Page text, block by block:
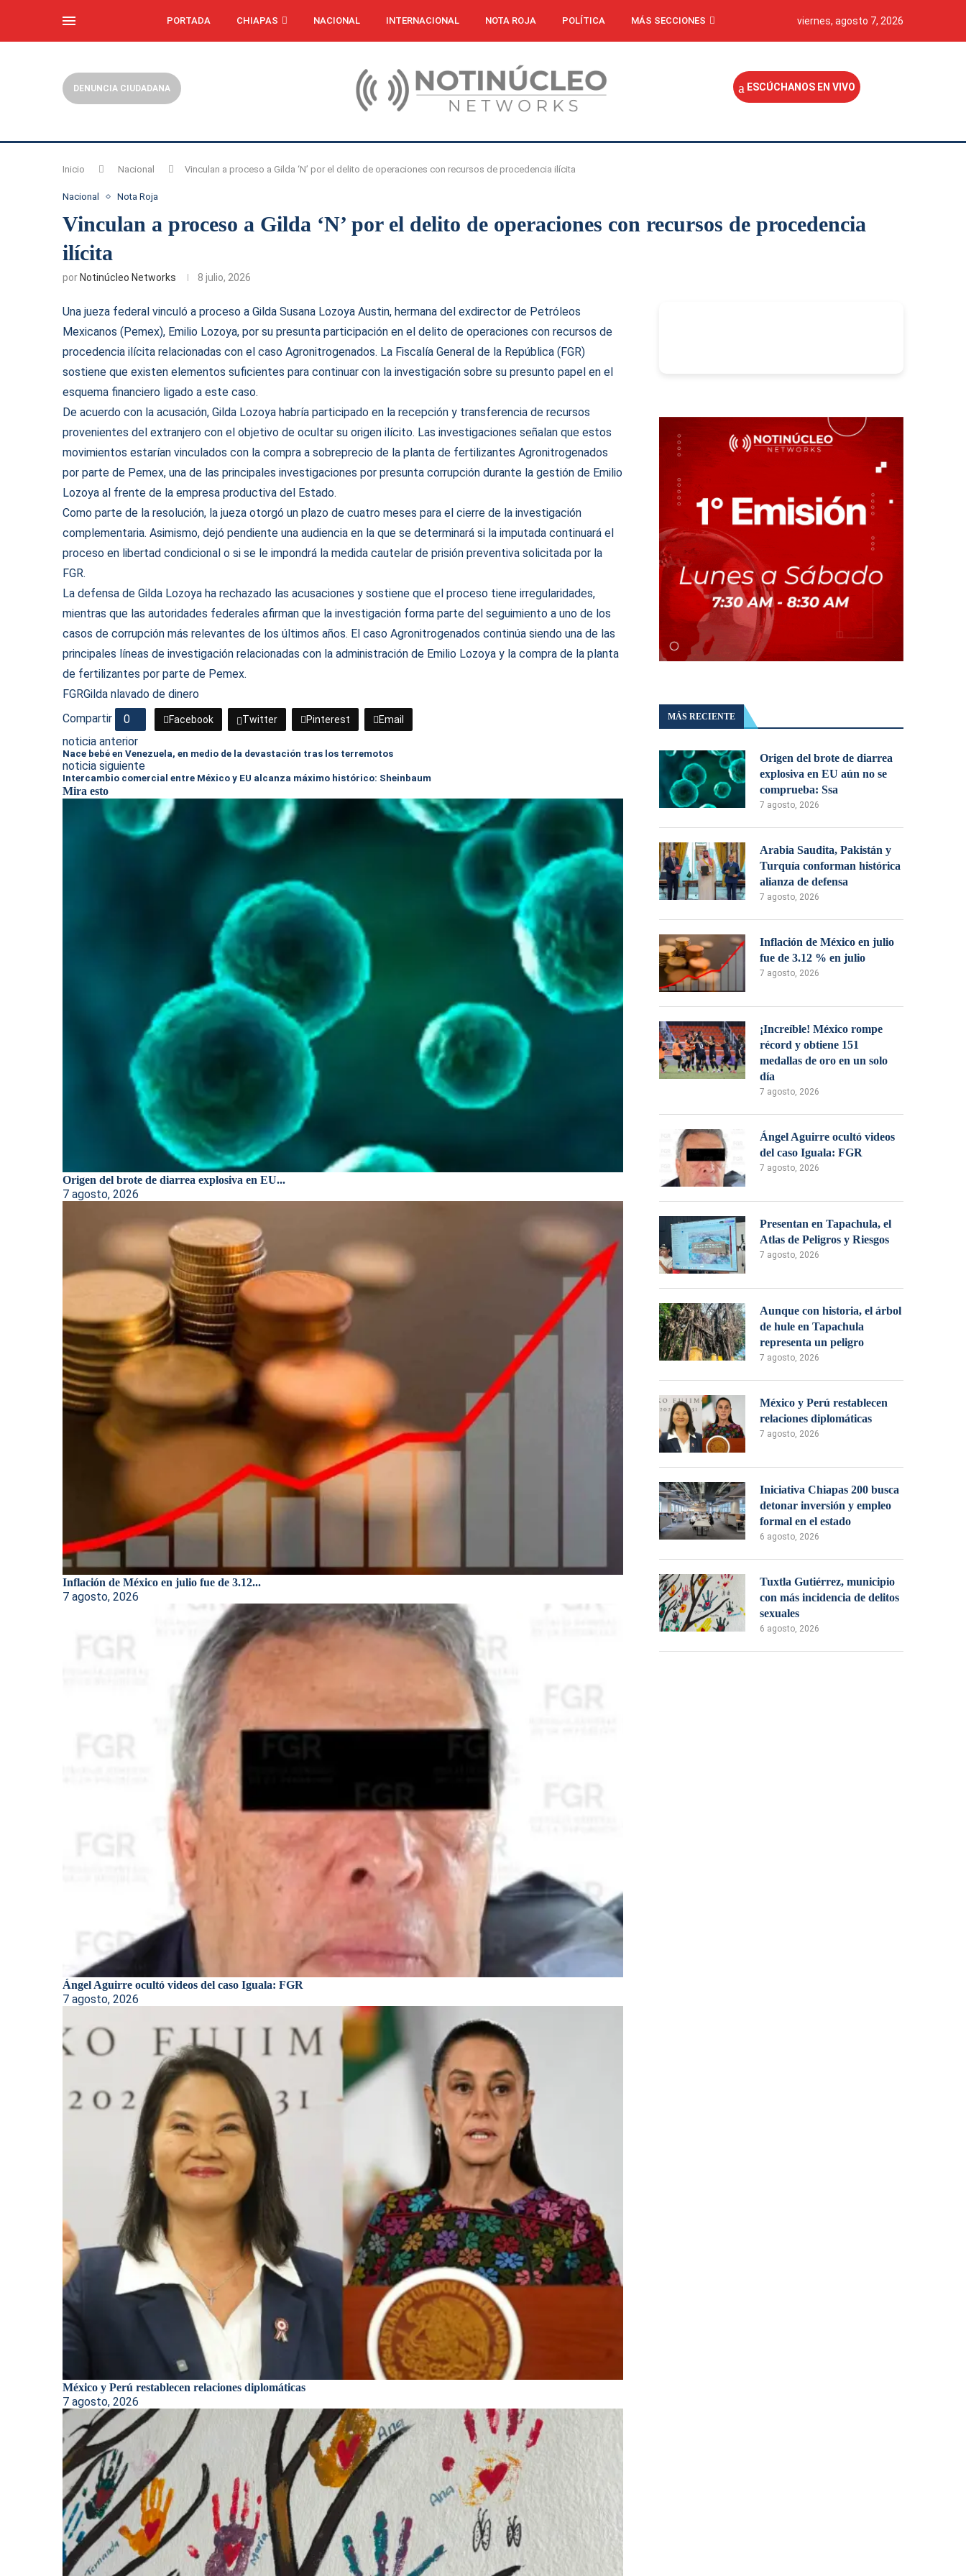
PORTADA CHIAPAS NACIONAL INTERNACIONAL NOTA ROJA POLÍTICA MÁS SECCIONES viernes, agosto 7, 2026
DENUNCIA CIUDADANA ESCÚCHANOS EN VIVO
Inicio Nacional Vinculan a proceso a Gilda ‘N’ por el delito de operaciones con recursos de procedencia ilícita
Nacional Nota Roja
Vinculan a proceso a Gilda ‘N’ por el delito de operaciones con recursos de procedencia
ilícita
por Notinúcleo Networks 8 julio, 2026
Una jueza federal vinculó a proceso a Gilda Susana Lozoya Austin, hermana del exdirector de Petróleos
Mexicanos (Pemex), Emilio Lozoya, por su presunta participación en el delito de operaciones con recursos de
procedencia ilícita relacionadas con el caso Agronitrogenados. La Fiscalía General de la República (FGR)
sostiene que existen elementos suficientes para continuar con la investigación sobre su presunto papel en el
esquema financiero ligado a este caso.
De acuerdo con la acusación, Gilda Lozoya habría participado en la recepción y transferencia de recursos
provenientes del extranjero con el objetivo de ocultar su origen ilícito. Las investigaciones señalan que estos
movimientos estarían vinculados con la compra a sobreprecio de la planta de fertilizantes Agronitrogenados
por parte de Pemex, una de las principales investigaciones por presunta corrupción durante la gestión de Emilio
Lozoya al frente de la empresa productiva del Estado.
Como parte de la resolución, la jueza otorgó un plazo de cuatro meses para el cierre de la investigación
complementaria. Asimismo, dejó pendiente una audiencia en la que se determinará si la imputada continuará el
proceso en libertad condicional o si se le impondrá la medida cautelar de prisión preventiva solicitada por la
FGR.
La defensa de Gilda Lozoya ha rechazado las acusaciones y sostiene que el proceso tiene irregularidades,
mientras que las autoridades federales afirman que la investigación forma parte del seguimiento a uno de los
casos de corrupción más relevantes de los últimos años. El caso Agronitrogenados continúa siendo una de las
principales líneas de investigación relacionadas con la administración de Emilio Lozoya y la compra de la planta
de fertilizantes por parte de Pemex.
FGRGilda nlavado de dinero
Compartir
0 Facebook Twitter Pinterest Email
noticia anterior
Nace bebé en Venezuela, en medio de la devastación tras los terremotos
noticia siguiente
Intercambio comercial entre México y EU alcanza máximo histórico: Sheinbaum
Mira esto
Origen del brote de diarrea explosiva en EU...
7 agosto, 2026
Inflación de México en julio fue de 3.12...
7 agosto, 2026
Ángel Aguirre ocultó videos del caso Iguala: FGR
7 agosto, 2026
México y Perú restablecen relaciones diplomáticas
7 agosto, 2026
MÁS RECIENTE
Origen del brote de diarrea
explosiva en EU aún no se
comprueba: Ssa
7 agosto, 2026
Arabia Saudita, Pakistán y
Turquía conforman histórica
alianza de defensa
7 agosto, 2026
Inflación de México en julio
fue de 3.12 % en julio
7 agosto, 2026
¡Increíble! México rompe
récord y obtiene 151
medallas de oro en un solo
día
7 agosto, 2026
Ángel Aguirre ocultó videos
del caso Iguala: FGR
7 agosto, 2026
Presentan en Tapachula, el
Atlas de Peligros y Riesgos
7 agosto, 2026
Aunque con historia, el árbol
de hule en Tapachula
representa un peligro
7 agosto, 2026
México y Perú restablecen
relaciones diplomáticas
7 agosto, 2026
Iniciativa Chiapas 200 busca
detonar inversión y empleo
formal en el estado
6 agosto, 2026
Tuxtla Gutiérrez, municipio
con más incidencia de delitos
sexuales
6 agosto, 2026